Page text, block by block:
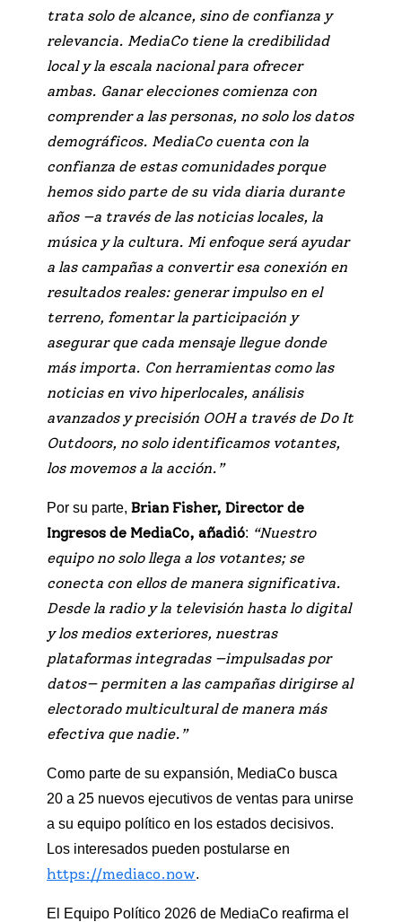
trata solo de alcance, sino de confianza y
relevancia. MediaCo tiene la credibilidad
local y la escala nacional para ofrecer
ambas. Ganar elecciones comienza con
comprender a las personas, no solo los datos
demográficos. MediaCo cuenta con la
confianza de estas comunidades porque
hemos sido parte de su vida diaria durante
años —a través de las noticias locales, la
música y la cultura. Mi enfoque será ayudar
a las campañas a convertir esa conexión en
resultados reales: generar impulso en el
terreno, fomentar la participación y
asegurar que cada mensaje llegue donde
más importa. Con herramientas como las
noticias en vivo hiperlocales, análisis
avanzados y precisión OOH a través de Do It
Outdoors, no solo identificamos votantes,
los movemos a la acción.”
Por su parte, Brian Fisher, Director de
Ingresos de MediaCo, añadió: “Nuestro
equipo no solo llega a los votantes; se
conecta con ellos de manera significativa.
Desde la radio y la televisión hasta lo digital
y los medios exteriores, nuestras
plataformas integradas —impulsadas por
datos— permiten a las campañas dirigirse al
electorado multicultural de manera más
efectiva que nadie.”
Como parte de su expansión, MediaCo busca
20 a 25 nuevos ejecutivos de ventas para unirse
a su equipo político en los estados decisivos.
Los interesados pueden postularse en
https://mediaco.now.
El Equipo Político 2026 de MediaCo reafirma el